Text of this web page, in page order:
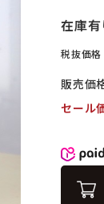
在庫有
税抜価格
販売価
セール